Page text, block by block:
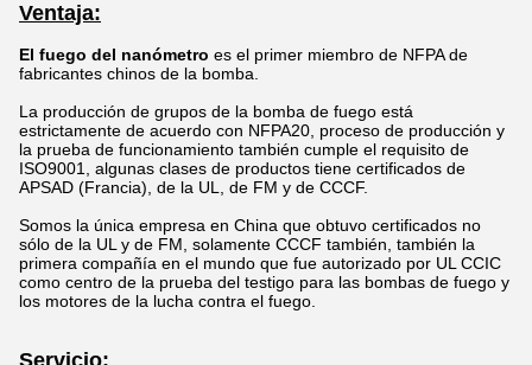
Ventaja:
El fuego del nanómetro es el primer miembro de NFPA de
fabricantes chinos de la bomba.
La producción de grupos de la bomba de fuego está
estrictamente de acuerdo con NFPA20, proceso de producción y
la prueba de funcionamiento también cumple el requisito de
ISO9001, algunas clases de productos tiene certificados de
APSAD (Francia), de la UL, de FM y de CCCF.
Somos la única empresa en China que obtuvo certificados no
sólo de la UL y de FM, solamente CCCF también, también la
primera compañía en el mundo que fue autorizado por UL CCIC
como centro de la prueba del testigo para las bombas de fuego y
los motores de la lucha contra el fuego.
Servicio: